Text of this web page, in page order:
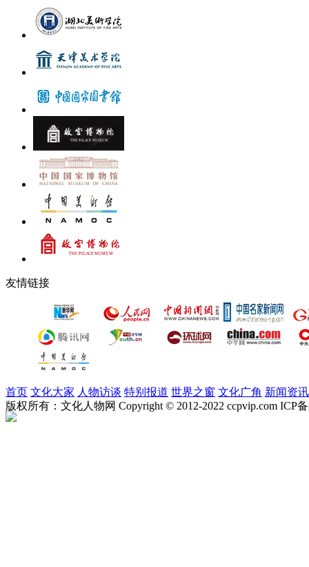
友情链接
首页 文化大家 人物访谈 特别报道 世界之窗 文化广角 新闻资讯
版权所有：文化人物网 Copyright © 2012-2022 ccpvip.com ICP